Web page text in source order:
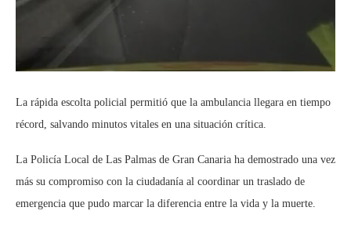
La rápida escolta policial permitió que la ambulancia llegara en tiempo
récord, salvando minutos vitales en una situación crítica.
La Policía Local de Las Palmas de Gran Canaria ha demostrado una vez
más su compromiso con la ciudadanía al coordinar un traslado de
emergencia que pudo marcar la diferencia entre la vida y la muerte.